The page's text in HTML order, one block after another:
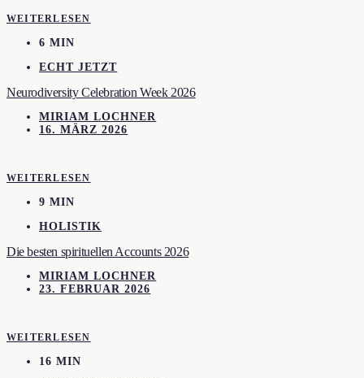
WEITERLESEN
6 MIN
ECHT JETZT
Neurodiversity Celebration Week 2026
MIRIAM LOCHNER
16. MÄRZ 2026
WEITERLESEN
9 MIN
HOLISTIK
Die besten spirituellen Accounts 2026
MIRIAM LOCHNER
23. FEBRUAR 2026
WEITERLESEN
16 MIN